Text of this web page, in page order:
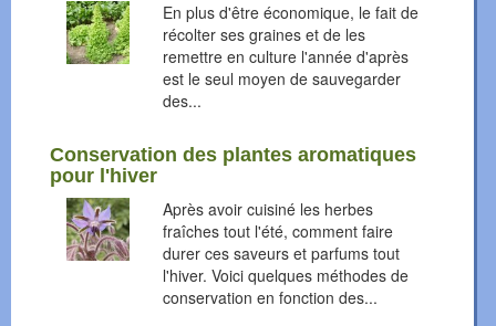
En plus d'être économique, le fait de
récolter ses graines et de les
remettre en culture l'année d'après
est le seul moyen de sauvegarder
des...
Conservation des plantes aromatiques
pour l'hiver
Après avoir cuisiné les herbes
fraîches tout l'été, comment faire
durer ces saveurs et parfums tout
l'hiver. Voici quelques méthodes de
conservation en fonction des...